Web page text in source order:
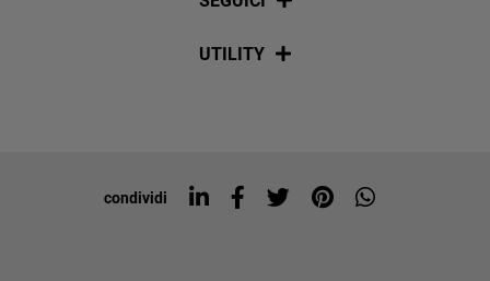
Social
UTILITY
Top ricerche
condividi